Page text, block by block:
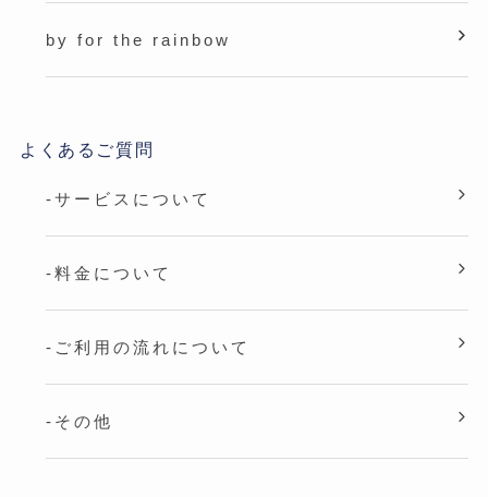
by for the rainbow
よくあるご質問
-サービスについて
-料金について
-ご利用の流れについて
-その他